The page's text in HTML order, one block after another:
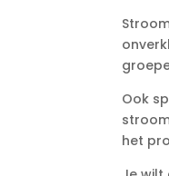
Ook
het